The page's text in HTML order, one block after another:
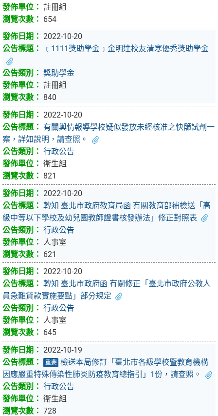
註冊組
654
2022-10-20
﹝1111獎助學金﹞金明達校友清寒優秀獎助學金
獎助學金
註冊組
840
2022-10-20
有關輿情報導學校疑似發放未經核准之快篩試劑一
案，詳如說明，請查照。
行政公告
衛生組
821
2022-10-20
轉知 臺北市政府教育局函 有關教育部補檢送「高
級中等以下學校及幼兒園教師證書核發辦法」修正對照表
行政公告
人事室
621
2022-10-20
轉知 臺北市政府函 有關修正「臺北市政府公教人
員急難貸款實施要點」部分規定
行政公告
人事室
645
2022-10-19
重要 檢送本局修訂「臺北市各級學校暨教育機構
因應嚴重特殊傳染性肺炎防疫教育總指引」1份，請查照。
行政公告
衛生組
728